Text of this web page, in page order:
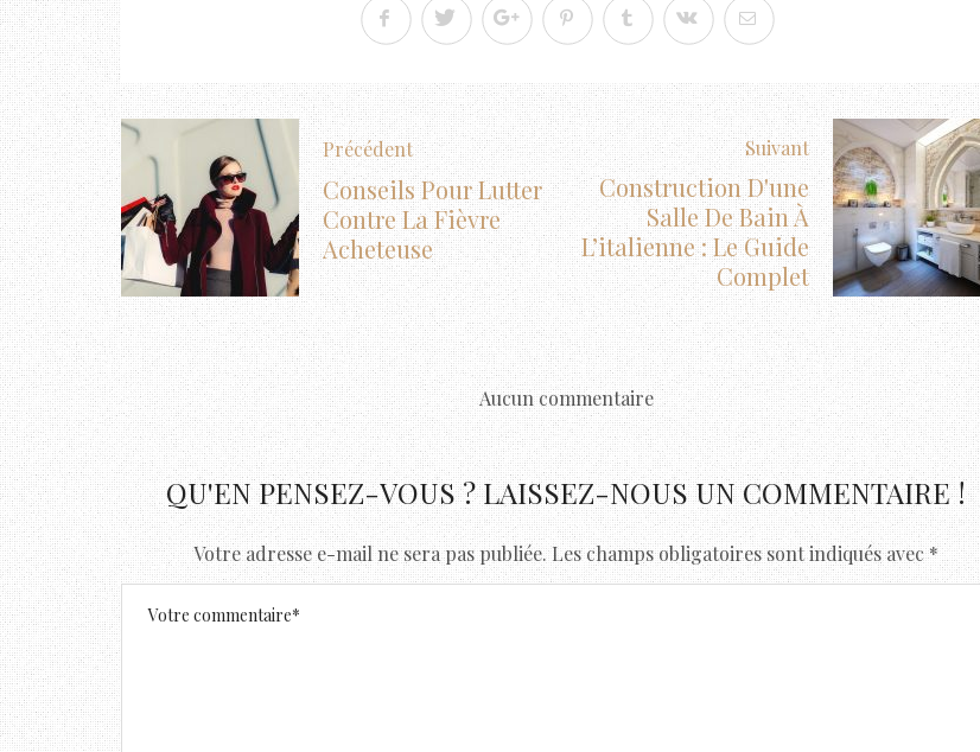
Précédent
Conseils Pour Lutter
Contre La Fièvre
Acheteuse
Suivant
Construction D'une
Salle De Bain À
L’italienne : Le Guide
Complet
Aucun commentaire
QU'EN PENSEZ-VOUS ? LAISSEZ-NOUS UN COMMENTAIRE !
Votre adresse e-mail ne sera pas publiée. Les champs obligatoires sont indiqués avec*